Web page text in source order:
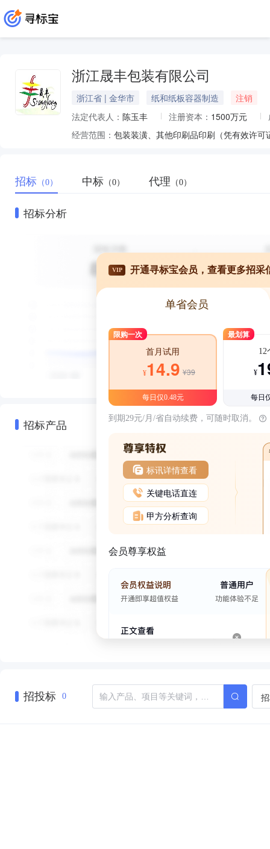
浙江晟丰包装有限公司
浙江省 | 金华市 纸和纸板容器制造
注销
法定代表人： 陈玉丰 注册资本： 1500万元
经营范围： 包装装潢、其他印刷品印刷（凭有效许
招标 （0） 中标 （0） 代理 （0）
招标分析
招标产品
VIP 开通寻标宝会员，查看更多招采
单省会员
限购一次
首月试用
¥14.9 ¥39
每日仅0.48元
最划算
12
¥
每日
到期29元/月/省自动续费，可随时取消。
标讯详情查看
关键电话直连
甲方分析查询
会员尊享权益
招投标 0